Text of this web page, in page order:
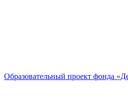
Образовательный проект фонда